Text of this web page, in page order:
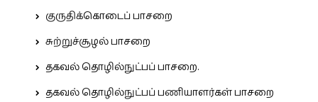
குருதிக்கொடைப் பாசறை
சுற்றுச்சூழல் பாசறை
தகவல் தொழில்நுட்பப் பாசறை.
தகவல் தொழில்நுட்பப் பணியாளர்கள் பாசறை